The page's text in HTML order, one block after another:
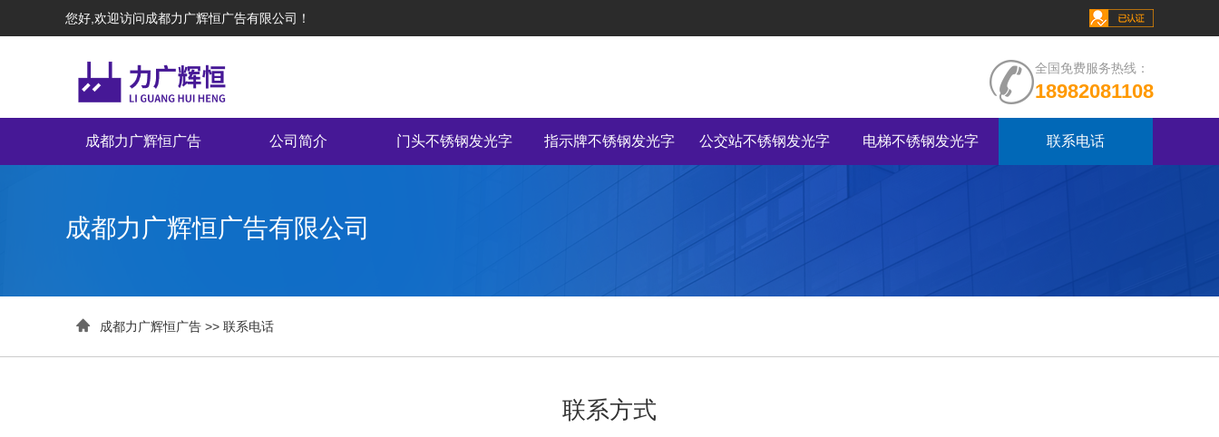
您好,欢迎访问成都力广辉恒广告有限公司！
全国免费服务热线：
18982081108
成都力广辉恒广告 公司简介 门头不锈钢发光字 指示牌不锈钢发光字 公交站不锈钢发光字 电梯不锈钢发光字 联系电话
成都力广辉恒广告有限公司
 成都力广辉恒广告 >> 联系电话
联系方式